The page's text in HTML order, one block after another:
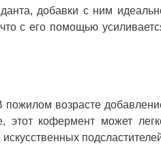
добавки с ним
с его помощью
пожилом возрасте
этот кофермент может